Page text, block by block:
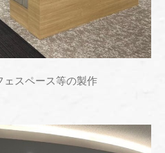
ェスペース等の製作